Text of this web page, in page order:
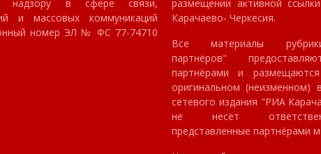
надзору в сфере связи,
и массовых коммуникаций
номер ЭЛ № ФС 77-74710
размещении активной
Карачаево- Черкесия.
Все материалы
партнёров"
партнёрами и
оригинальном (неизменном)
сетевого издания "РИА
не несёт
представленные партнёрами